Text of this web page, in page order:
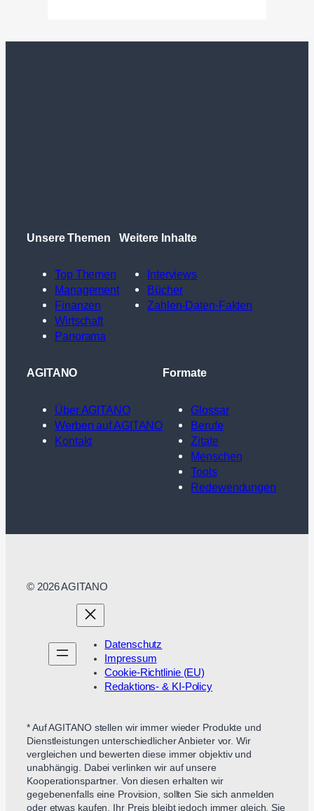
Unsere Themen
Top Themen
Management
Finanzen
Wirtschaft
Panorama
Weitere Inhalte
Interviews
Bücher
Zahlen-Daten-Fakten
AGITANO
Über AGITANO
Werben auf AGITANO
Kontakt
Formate
Glossar
Berufe
Zitate
Menschen
Tools
Redewendungen
© 2026 AGITANO
Datenschutz
Impressum
Cookie-Richtlinie (EU)
Redaktions- & KI-Policy
* Auf AGITANO stellen wir immer wieder Produkte und
Dienstleistungen unterschiedlicher Anbieter vor. Wir
vergleichen und bewerten diese immer objektiv und
unabhängig. Dabei verlinken wir auf unsere
Kooperationspartner. Von diesen erhalten wir
gegebenenfalls eine Provision, sollten Sie sich anmelden
oder etwas kaufen. Ihr Preis bleibt jedoch immer gleich. Sie